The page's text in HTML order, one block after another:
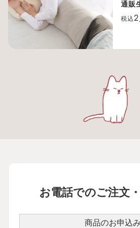
通販
税込
お電話でのご注文
商品のお申込み